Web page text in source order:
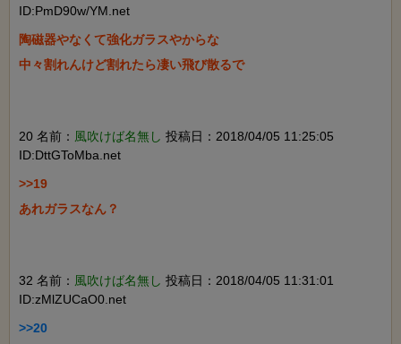
ID:PmD90w/YM.net
陶磁器やなくて強化ガラスやからな
中々割れんけど割れたら凄い飛び散るで
20 名前： 風吹けば名無し 投稿日：2018/04/05 11:25:05
ID:DttGToMba.net
>>19
あれガラスなん？
32 名前： 風吹けば名無し 投稿日：2018/04/05 11:31:01
ID:zMlZUCaO0.net
>>20